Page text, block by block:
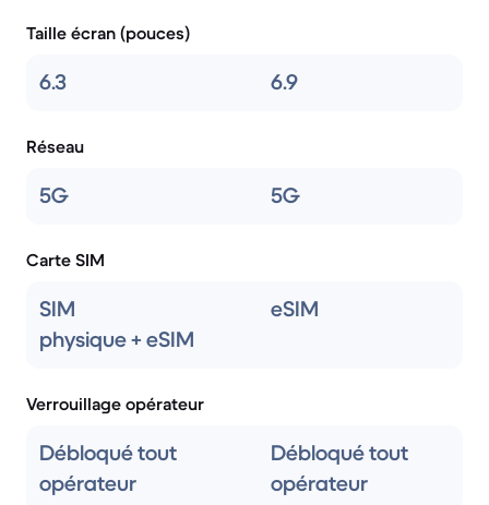
Taille écran (pouces)
6.3 6.9
Réseau
5G 5G
Carte SIM
SIM
physique + eSIM
eSIM
Verrouillage opérateur
Débloqué tout
opérateur
Débloqué tout
opérateur